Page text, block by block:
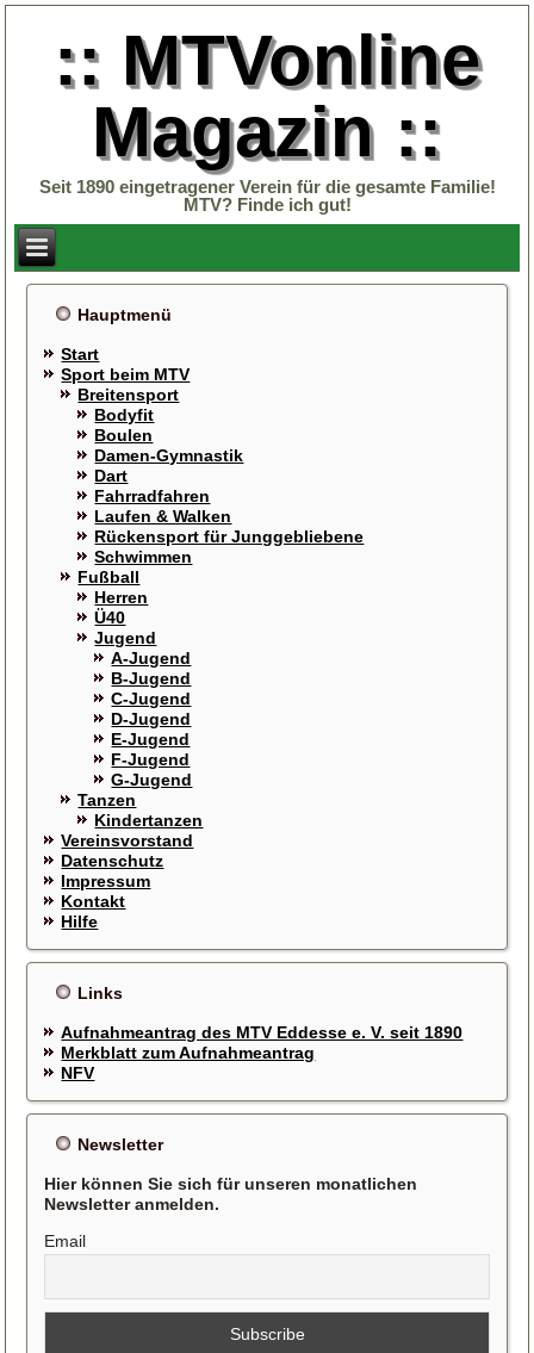
:: MTVonline
Magazin ::
Seit 1890 eingetragener Verein für die gesamte Familie!
MTV? Finde ich gut!
Hauptmenü
Start
Sport beim MTV
Breitensport
Bodyfit
Boulen
Damen-Gymnastik
Dart
Fahrradfahren
Laufen & Walken
Rückensport für Junggebliebene
Schwimmen
Fußball
Herren
Ü40
Jugend
A-Jugend
B-Jugend
C-Jugend
D-Jugend
E-Jugend
F-Jugend
G-Jugend
Tanzen
Kindertanzen
Vereinsvorstand
Datenschutz
Impressum
Kontakt
Hilfe
Links
Aufnahmeantrag des MTV Eddesse e. V. seit 1890
Merkblatt zum Aufnahmeantrag
NFV
Newsletter
Hier können Sie sich für unseren monatlichen
Newsletter anmelden.
Email